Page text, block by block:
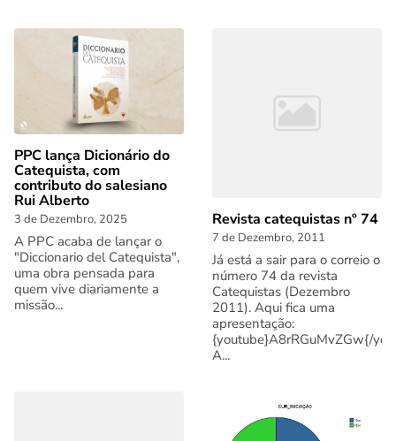
PPC lança Dicionário do
Catequista, com
contributo do salesiano
Rui Alberto
3 de Dezembro, 2025
A PPC acaba de lançar o
"Diccionario del Catequista",
uma obra pensada para
quem vive diariamente a
missão...
Revista catequistas nº 74
7 de Dezembro, 2011
Já está a sair para o correio o
número 74 da revista
Catequistas (Dezembro
2011). Aqui fica uma
apresentação:
{youtube}A8rRGuMvZGw{/
A...